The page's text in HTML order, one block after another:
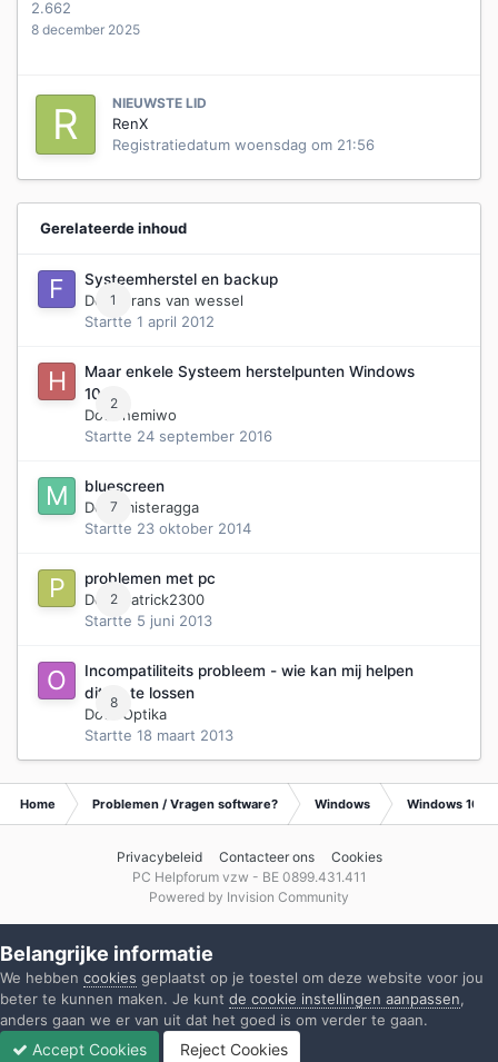
2.662
8 december 2025
NIEUWSTE LID
RenX
Registratiedatum woensdag om 21:56
Gerelateerde inhoud
1
Systeemherstel en backup
Door
Frans van wessel
Startte 1 april 2012
2
Maar enkele Systeem herstelpunten Windows
10
Door hemiwo
Startte 24 september 2016
7
bluescreen
Door
misteragga
Startte 23 oktober 2014
2
problemen met pc
Door
patrick2300
Startte 5 juni 2013
8
Incompatiliteits probleem - wie kan mij helpen
dit op te lossen
Door Optika
Startte 18 maart 2013
Home Problemen / Vragen software? Windows Windows 10
Privacybeleid Contacteer ons
Cookies
PC Helpforum vzw - BE 0899.431.411
Powered by Invision Community
Belangrijke informatie
We hebben cookies geplaatst op je toestel om deze website voor jou
beter te kunnen maken. Je kunt de cookie instellingen aanpassen,
anders gaan we er van uit dat het goed is om verder te gaan.
Accept Cookies Reject Cookies